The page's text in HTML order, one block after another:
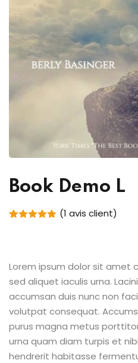
Book Demo L
client
(1 avis client)
Lorem ipsum dolor sit amet
sed aliquet iaculis urna.
accumsan duis nunc non
volutpat consequat.
purus magna metus
urna quam diam turpis et
hendrerit habitasse